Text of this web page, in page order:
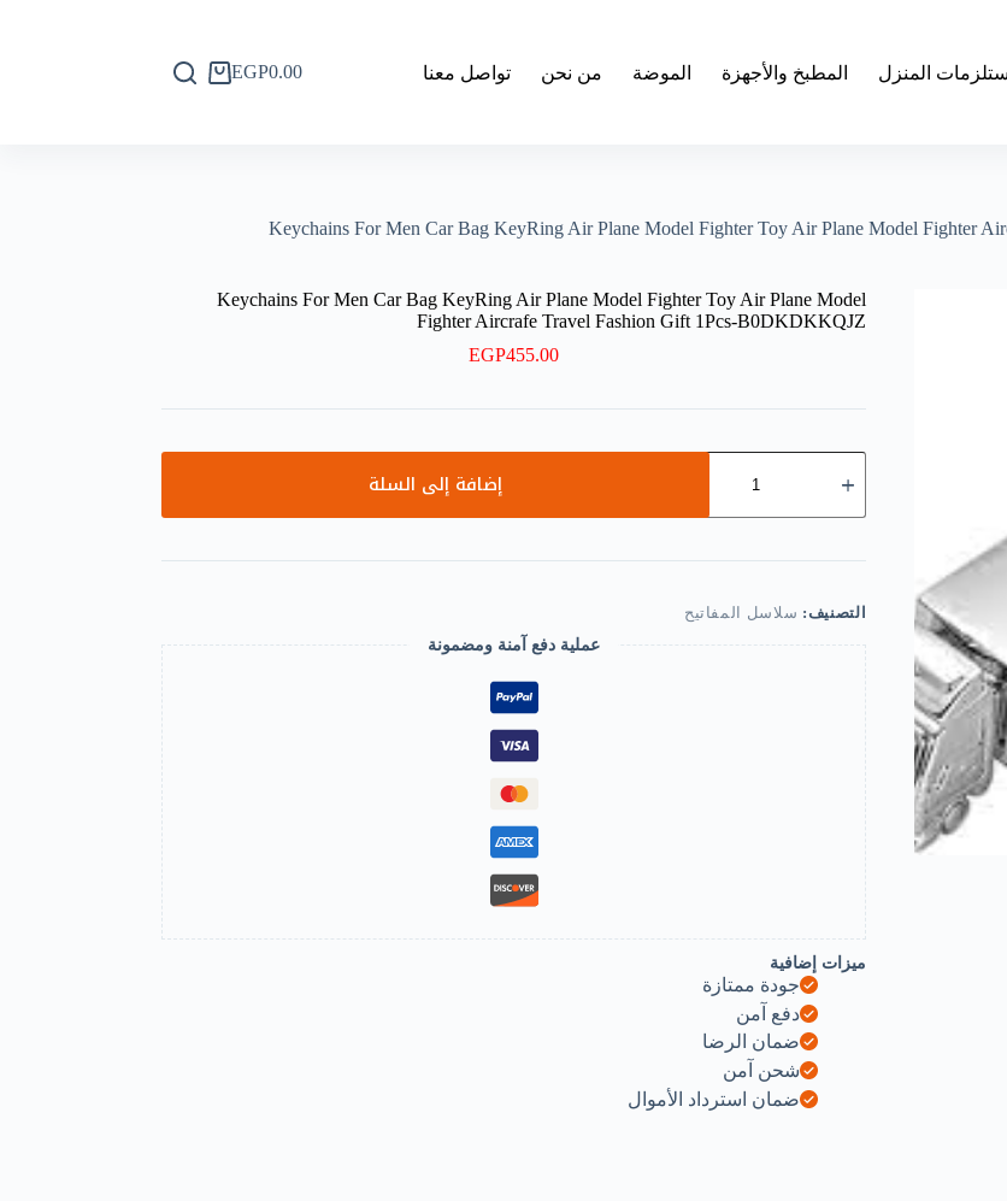
المنزل المطبخ والأجهزة الموضة من نحن تواصل معنا
عربةEGP0.00
Keychains For Men Car Bag KeyRing Air Plane Model Fighter Toy Air Plane Model Fighter
Keychains For Men Car Bag KeyRing Air Plane Model Fighter Toy Air Plane Model
Fighter Aircrafe Travel Fashion Gift 1Pcs-B0DKDKKQJZ
EGP455.00
Keychains
Men
Bag
Air
Plane
Model
Fighter
Toy
Air
Plane
Model
Fighter
Aircrafe
Travel
Fashion
Gift
1Pcs-
B0DKDKKQJZ
إضافة إلى السلة
التصنيف: سلاسل المفاتيح
عملية دفع آمنة ومضمونة
ميزات إضافية
جودة ممتازة
دفع آمن
ضمان الرضا
شحن آمن
ضمان استرداد الأموال